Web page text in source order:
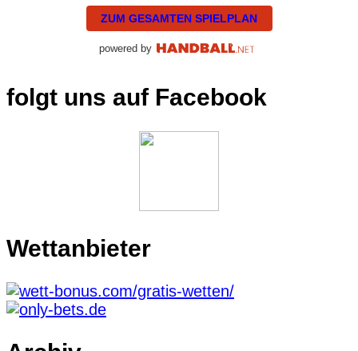
ZUM GESAMTEN SPIELPLAN
powered by
folgt uns auf Facebook
Wettanbieter